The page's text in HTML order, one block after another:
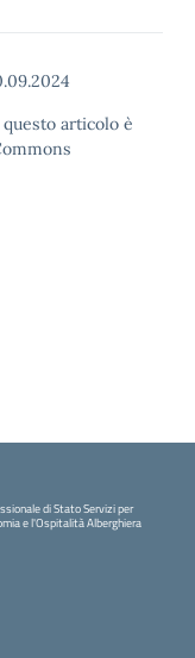
articolo è
di Stato Servizi per
e l'Ospitalità Alberghiera